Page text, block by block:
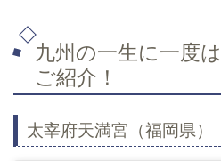
九州の一生に一度
ご紹介！
太宰府天満宮（福岡県）